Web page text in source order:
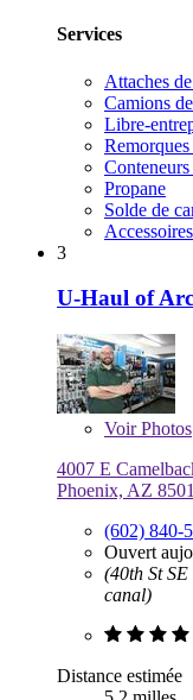
Services
Attaches
Camions
Libre-
Propane
Solde de
3
U-Haul of
VoirPhotos
4007 E
Phoenix, AZ
(602) 840-
Ouvert
(40th St
canal)
Distance estimée